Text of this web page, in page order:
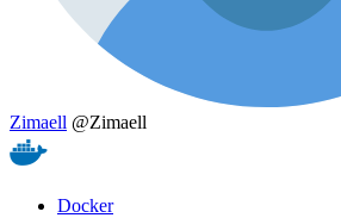
Zimaell @Zimaell
Docker